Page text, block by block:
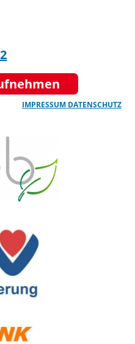
Website
Website
Website
IMPRESSUM DATENSCHUTZ